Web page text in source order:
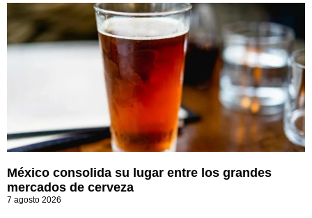
México consolida su lugar entre los grandes
mercados de cerveza
7 agosto 2026